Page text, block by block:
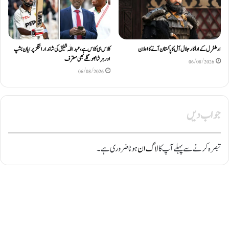
ارطغرل کے اداکار جلال آل کا پاکستان آنے کا اعلان
06/08/2026
کلاس ہی کلاس ہے، عبد اللّٰہ شفیق کی شاندار اننگز پر ایان بشپ
اور ہرشا بھوگلے بھی معترف
06/08/2026
جواب دیں
تبصرہ کرنے سے پہلے آپ کالاگ انہونا ضروری ہے۔